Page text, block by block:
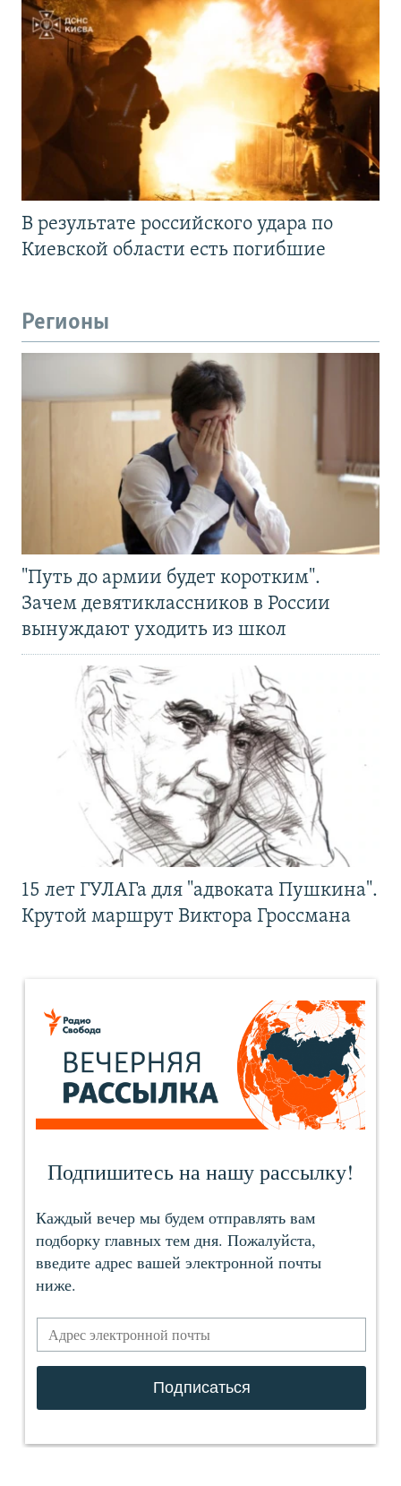
В результате российского удара по
Киевской области есть погибшие
Регионы
"Путь до армии будет коротким".
Зачем девятиклассников в России
вынуждают уходить из школ
15 лет ГУЛАГа для "адвоката Пушкина".
Крутой маршрут Виктора Гроссмана